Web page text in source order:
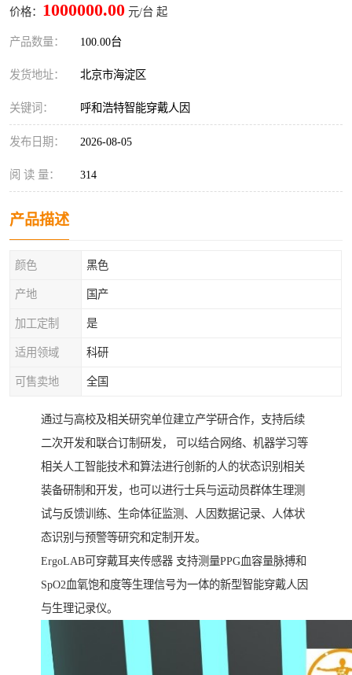
价格： 1000000.00 元/台 起
产品数量： 100.00台
发货地址： 北京市海淀区
关键词： 呼和浩特智能穿戴人因
发布日期： 2026-08-05
阅 读 量： 314
产品描述
颜色 黑色
产地 国产
加工定制 是
适用领域 科研
可售卖地 全国
通过与高校及相关研究单位建立产学研合作，支持后续
二次开发和联合订制研发， 可以结合网络、机器学习等
相关人工智能技术和算法进行创新的人的状态识别相关
装备研制和开发，也可以进行士兵与运动员群体生理测
试与反馈训练、生命体征监测、人因数据记录、人体状
态识别与预警等研究和定制开发。
ErgoLAB可穿戴耳夹传感器 支持测量PPG血容量脉搏和
SpO2血氧饱和度等生理信号为一体的新型智能穿戴人因
与生理记录仪。